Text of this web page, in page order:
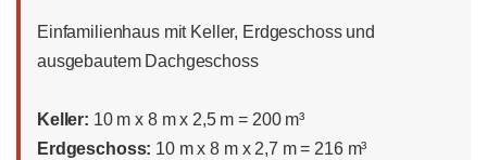
Einfamilienhaus mit Keller, Erdgeschoss und
ausgebautem Dachgeschoss
Keller: 10 m x 8 m x 2,5 m = 200 m³
Erdgeschoss: 10 m x 8 m x 2,7 m = 216 m³